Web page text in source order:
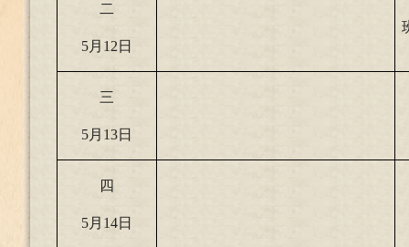
二
5月12日
三
5月13日
四
5月14日